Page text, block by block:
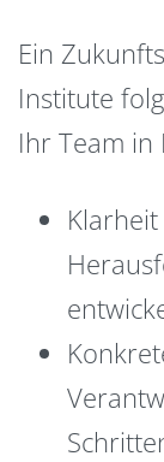
Ein
Institute
Ihr Team